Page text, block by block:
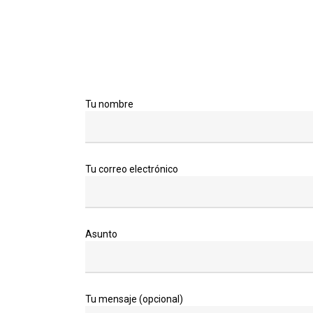
Tu nombre
Tu correo electrónico
Asunto
Tu mensaje (opcional)